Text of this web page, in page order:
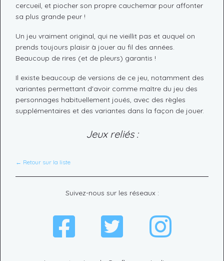
cercueil, et piocher son propre cauchemar pour affonter
sa plus grande peur !
Un jeu vraiment original, qui ne vieillit pas et auquel on
prends toujours plaisir à jouer au fil des années.
Beaucoup de rires (et de pleurs) garantis !
Il existe beaucoup de versions de ce jeu, notamment des
variantes permettant d'avoir comme maître du jeu des
personnages habituellement joués, avec des règles
supplémentaires et des variantes dans la façon de jouer.
Jeux reliés :
← Retour sur la liste
Suivez-nous sur les réseaux :